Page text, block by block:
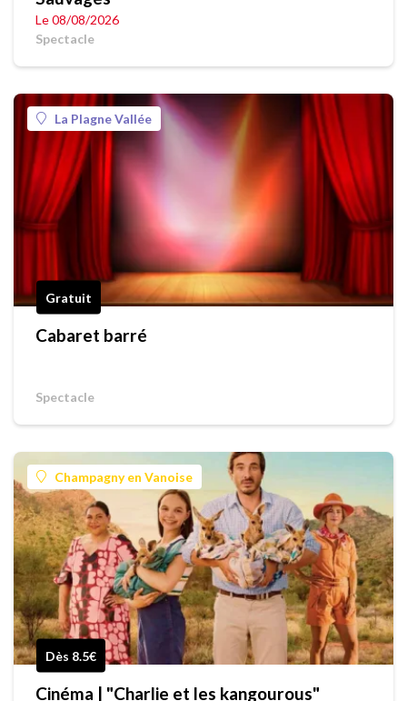
Le 08/08/2026
Spectacle
La Plagne Vallée
Gratuit
Cabaret barré
Spectacle
Champagny en Vanoise
Dès 8.5€
Cinéma | "Charlie et les kangourous"